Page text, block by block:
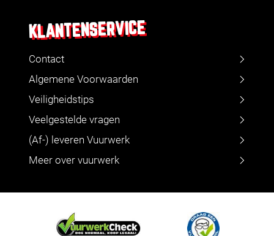
KLANTENSERVICE
Contact
Algemene Voorwaarden
Veiligheidstips
Veelgestelde vragen
(Af-) leveren Vuurwerk
Meer over vuurwerk